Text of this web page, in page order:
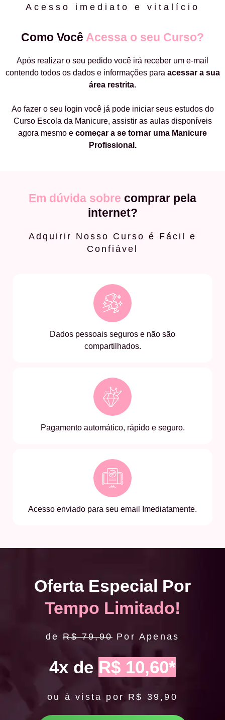
Acesso imediato e vitalício
Como Você Acessa o seu Curso?
Após realizar o seu pedido você irá receber um e-mail
contendo todos os dados e informações para acessar a sua
área restrita.
Ao fazer o seu login você já pode iniciar seus estudos do
Curso Escola da Manicure, assistir as aulas disponíveis
agora mesmo e começar a se tornar uma Manicure
Profissional.
Em dúvida sobre comprar pela
internet?
Adquirir Nosso Curso é Fácil e
Confiável
Dados pessoais seguros e não são
compartilhados.
Pagamento automático, rápido e seguro.
Acesso enviado para seu email Imediatamente.
Oferta Especial Por
Tempo Limitado!
deR$ 79,90 Por Apenas
4x de R$ 10,60*
ou à vista por R$ 39,90